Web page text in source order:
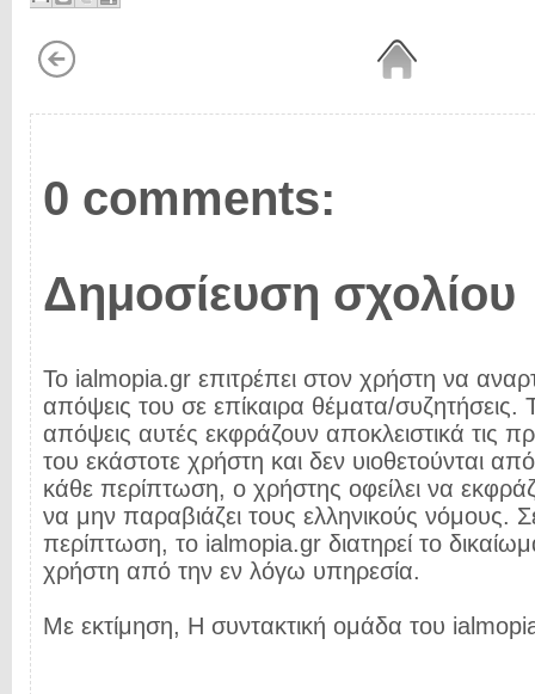
0 comments:
Δημοσίευση σχολίου
Το ialmopia.gr επιτρέπει στον χρήστη να
απόψεις του σε επίκαιρα θέματα/συζητήσεις.
απόψεις αυτές εκφράζουν αποκλειστικά τις
του εκάστοτε χρήστη και δεν υιοθετούνται
κάθε περίπτωση, ο χρήστης οφείλει να
να μην παραβιάζει τους ελληνικούς νόμους.
περίπτωση, το ialmopia.gr διατηρεί το
χρήστη από την εν λόγω υπηρεσία.
Με εκτίμηση, Η συντακτική ομάδα του